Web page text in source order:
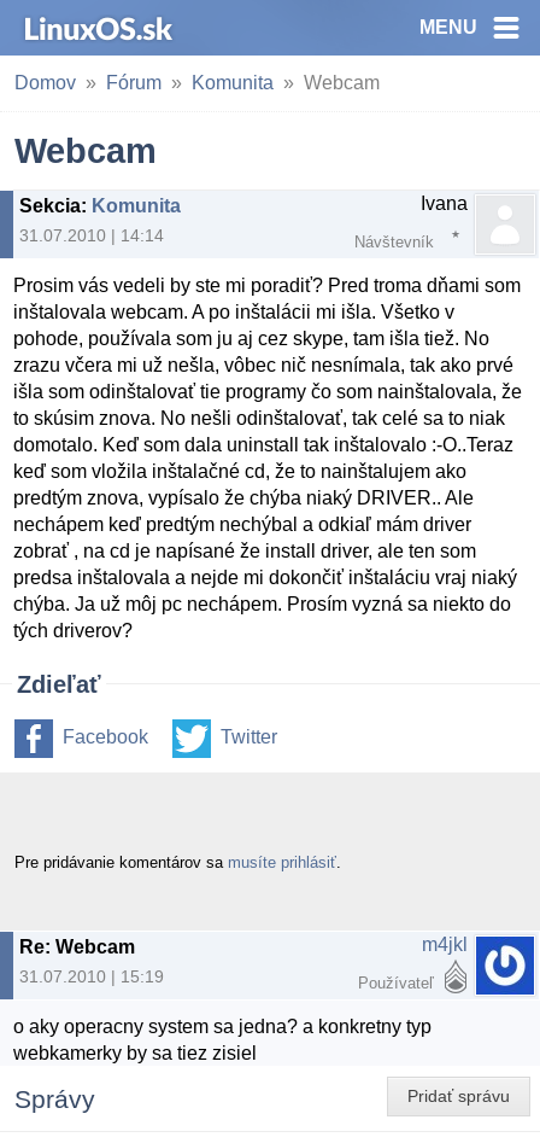
MENU
Domov Fórum Komunita Webcam
Webcam
Sekcia: Komunita
31.07.2010 | 14:14
Ivana
Návštevník
Prosim vás vedeli by ste mi poradiť? Pred troma dňami som
inštalovala webcam. A po inštalácii mi išla. Všetko v
pohode, používala som ju aj cez skype, tam išla tiež. No
zrazu včera mi už nešla, vôbec nič nesnímala, tak ako prvé
išla som odinštalovať tie programy čo som nainštalovala, že
to skúsim znova. No nešli odinštalovať, tak celé sa to niak
domotalo. Keď som dala uninstall tak inštalovalo :-O..Teraz
keď som vložila inštalačné cd, že to nainštalujem ako
predtým znova, vypísalo že chýba niaký DRIVER.. Ale
nechápem keď predtým nechýbal a odkiaľ mám driver
zobrať , na cd je napísané že install driver, ale ten som
predsa inštalovala a nejde mi dokončiť inštaláciu vraj niaký
chýba. Ja už môj pc nechápem. Prosím vyzná sa niekto do
tých driverov?
Zdieľať
Facebook Twitter
Pre pridávanie komentárov sa musíte prihlásiť
Re: Webcam
31.07.2010 | 15:19
m4jkl
Používateľ
o aky operacny system sa jedna? a konkretny typ
webkamerky by sa tiez zisiel
Pridať správu
Správy